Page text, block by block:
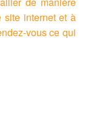
site internet et à
vous ce qui